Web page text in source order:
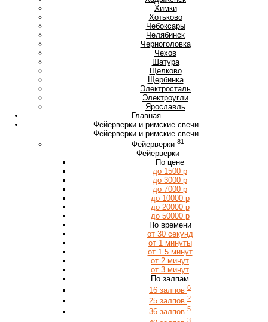
Химки
Хотьково
Чебоксары
Челябинск
Черноголовка
Чехов
Шатура
Щелково
Щербинка
Электросталь
Электроугли
Ярославль
Главная
Фейерверки и римские свечи
Фейерверки и римские свечи
Фейерверки 81
Фейерверки
По цене
до 1500 р
до 3000 р
до 7000 р
до 10000 р
до 20000 р
до 50000 р
По времени
от 30 секунд
от 1 минуты
от 1.5 минут
от 2 минут
от 3 минут
По залпам
16 залпов 6
25 залпов 2
36 залпов 5
3